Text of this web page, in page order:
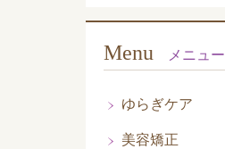
Menu メニュー
ゆらぎケア
美容矯正